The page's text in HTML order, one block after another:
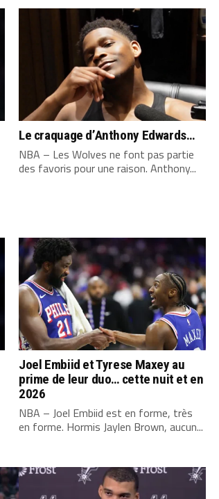
Le craquage d’Anthony Edwards…
NBA – Les Wolves ne font pas partie
des favoris pour une raison. Anthony...
Joel Embiid et Tyrese Maxey au
prime de leur duo… cette nuit et en
2026
NBA – Joel Embiid est en forme, très
en forme. Hormis Jaylen Brown, aucun...